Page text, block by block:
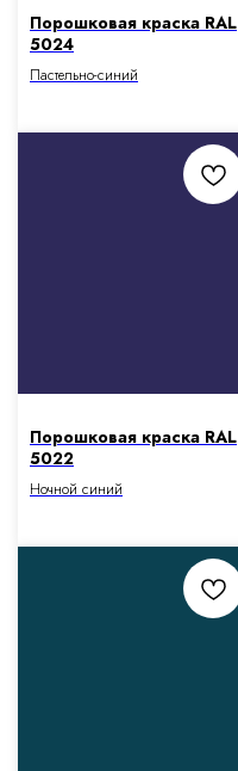
Порошковая краска RAL
5024
Пастельно-синий
Порошковая краска RAL
5022
Ночной синий